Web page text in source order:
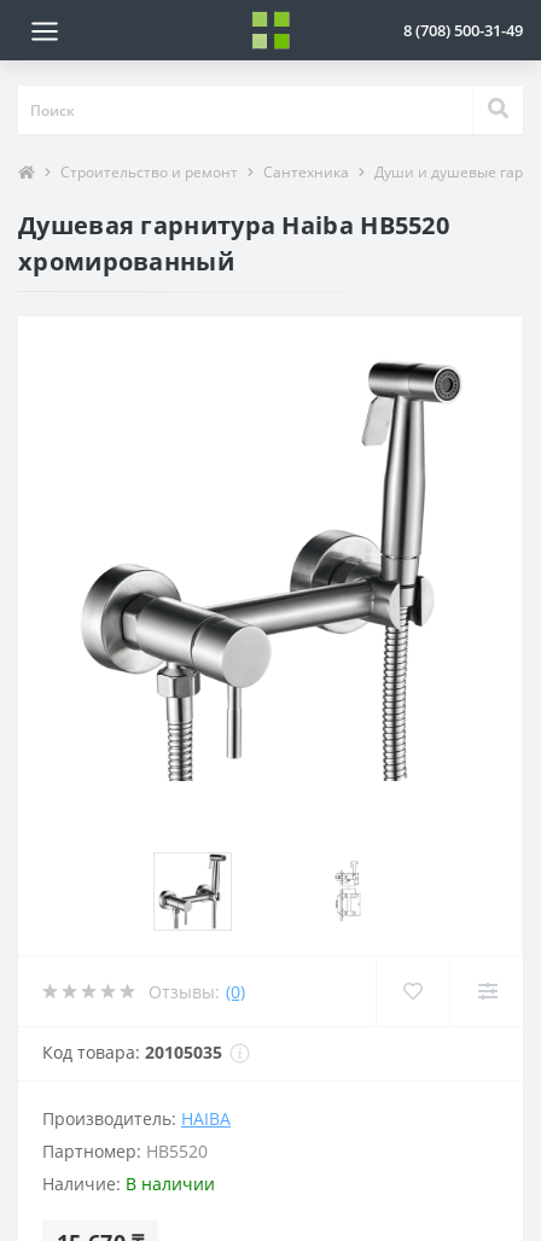
8 (708) 500-31-49
Строительство и ремонт Сантехника Души и душевые
Душевая гарнитура Haiba HB5520
хромированный
Отзывы: (0)
Код товара: 20105035
Производитель: HAIBA
Партномер: HB5520
Наличие: В наличии